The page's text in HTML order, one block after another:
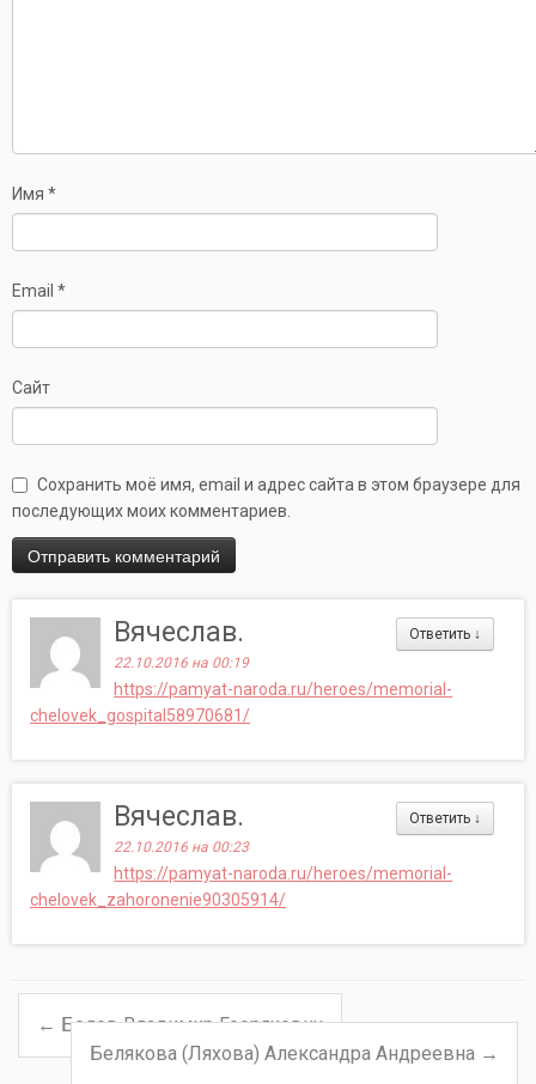
Имя *
Email *
Сайт
Сохранить моё имя, email и адрес сайта в этом браузере для
последующих моих комментариев.
Ответить ↓
Вячеслав.
22.10.2016 на 00:19
https://pamyat-naroda.ru/heroes/memorial-
chelovek_gospital58970681/
Ответить ↓
Вячеслав.
22.10.2016 на 00:23
https://pamyat-naroda.ru/heroes/memorial-
chelovek_zahoronenie90305914/
Навигация по записям
← Белов Владимир Георгиевич
Белякова (Ляхова) Александра Андреевна →